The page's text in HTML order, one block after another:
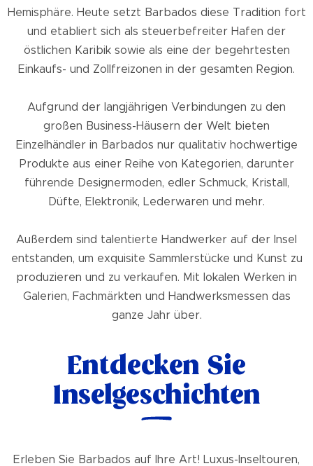
Hemisphäre. Heute setzt Barbados diese Tradition fort
und etabliert sich als steuerbefreiter Hafen der
östlichen Karibik sowie als eine der begehrtesten
Einkaufs- und Zollfreizonen in der gesamten Region.
Aufgrund der langjährigen Verbindungen zu den
großen Business-Häusern der Welt bieten
Einzelhändler in Barbados nur qualitativ hochwertige
Produkte aus einer Reihe von Kategorien, darunter
führende Designermoden, edler Schmuck, Kristall,
Düfte, Elektronik, Lederwaren und mehr.
Außerdem sind talentierte Handwerker auf der Insel
entstanden, um exquisite Sammlerstücke und Kunst zu
produzieren und zu verkaufen. Mit lokalen Werken in
Galerien, Fachmärkten und Handwerksmessen das
ganze Jahr über.
Entdecken Sie
Inselgeschichten
Erleben Sie Barbados auf Ihre Art! Luxus-Inseltouren,